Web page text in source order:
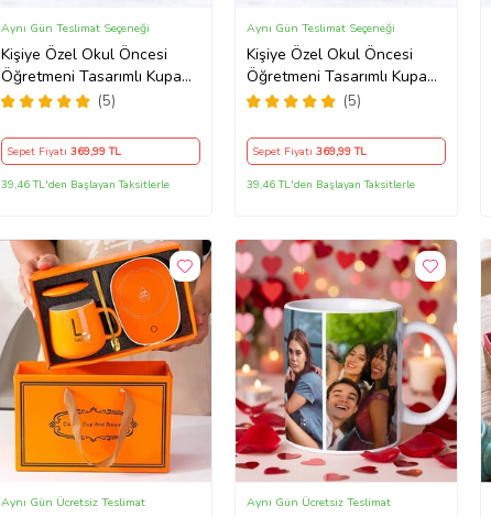
Kişiye Özel Okul Öncesi
Öğretmeni Tasarımlı Kupa
Bardak (Siyah)(5)
Aynı Gün Teslimat Seçeneği
Sepet Fiyatı 369,99 TL
39,46 TL'den Başlayan Taksitlerle
Kişiye Özel Okul Öncesi
Öğretmeni Tasarımlı Kupa
Bardak (Turuncu)
(5)
Aynı Gün Teslimat Seçeneği
Sepet Fiyatı 369,99 TL
39,46 TL'den Başlayan Taksitlerle
Aynı Gün Ücretsiz Teslimat Aynı Gün Ücretsiz Teslimat